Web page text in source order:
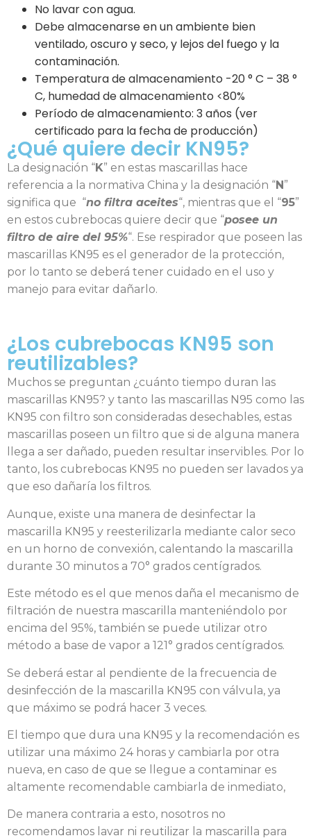
No lavar con agua.
Debe almacenarse en un ambiente bien
ventilado, oscuro y seco, y lejos del fuego y la
contaminación.
Temperatura de almacenamiento -20 ° C – 38 °
C, humedad de almacenamiento <80%
Período de almacenamiento: 3 años (ver
certificado para la fecha de producción)
¿Qué quiere decir KN95?
La designación “K” en estas mascarillas hace
referencia a la normativa China y la designación “N”
significa que “no filtra aceites“, mientras que el “95”
en estos cubrebocas quiere decir que “posee un
filtro de aire del 95%“. Ese respirador que poseen las
mascarillas KN95 es el generador de la protección,
por lo tanto se deberá tener cuidado en el uso y
manejo para evitar dañarlo.
¿Los cubrebocas KN95 son
reutilizables?
Muchos se preguntan ¿cuánto tiempo duran las
mascarillas KN95? y tanto las mascarillas N95 como las
KN95 con filtro son consideradas desechables, estas
mascarillas poseen un filtro que si de alguna manera
llega a ser dañado, pueden resultar inservibles. Por lo
tanto, los cubrebocas KN95 no pueden ser lavados ya
que eso dañaría los filtros.
Aunque, existe una manera de desinfectar la
mascarilla KN95 y reesterilizarla mediante calor seco
en un horno de convexión, calentando la mascarilla
durante 30 minutos a 70° grados centígrados.
Este método es el que menos daña el mecanismo de
filtración de nuestra mascarilla manteniéndolo por
encima del 95%, también se puede utilizar otro
método a base de vapor a 121° grados centígrados.
Se deberá estar al pendiente de la frecuencia de
desinfección de la mascarilla KN95 con válvula, ya
que máximo se podrá hacer 3 veces.
El tiempo que dura una KN95 y la recomendación es
utilizar una máximo 24 horas y cambiarla por otra
nueva, en caso de que se llegue a contaminar es
altamente recomendable cambiarla de inmediato,
De manera contraria a esto, nosotros no
recomendamos lavar ni reutilizar la mascarilla para